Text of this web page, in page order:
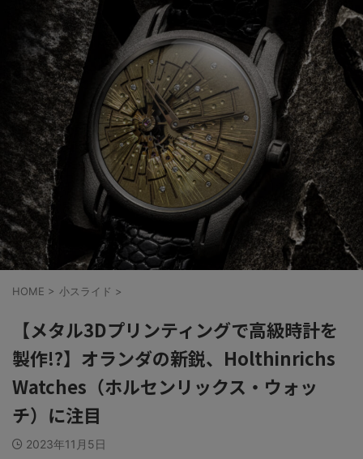
HOME > 小スライド >
【メタル3Dプリンティングで高級時計を
製作!?】オランダの新鋭、Holthinrichs
Watches（ホルセンリックス・ウォッ
チ）に注目
2023年11月5日